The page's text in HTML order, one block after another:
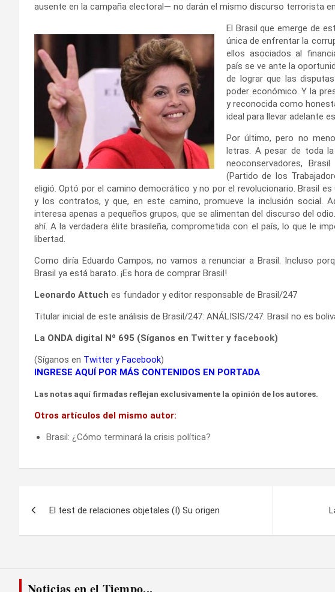
ausente en la campaña electoral— no darán el mismo discurso terrorista
El Brasil que emerge de
única de enfrentar la
ellos asociados al
país se ve ante la
de lograr que las
poder económico. Y la
y reconocida como
ideal para llevar adelante
Por último, pero no
letras. A pesar de toda
neoconservadores,
(Partido de los
eligió. Optó por el camino democrático y no por el revolucionario. Brasil
y los contratos, y que, en este camino, promueve la inclusión social.
interesa apenas a pequeños grupos, que se alimentan del discurso del
ahí. A la verdadera élite brasileña, comprometida con el país, lo que le
libertad.
Como diría Eduardo Campos, no vamos a renunciar a Brasil. Incluso
Brasil ya está barato. ¡Es hora de comprar Brasil!
Leonardo Attuch es fundador y editor responsable de Brasil/247
Titular inicial de este análisis de Brasil/247: ANÁLISIS/247: Brasil no es
La ONDA digital Nº 695 (Síganos en Twitter y facebook)
(Síganos en Twitter yFacebook)
INGRESE AQUÍ POR MÁS CONTENIDOS EN PORTADA
Las notas aquí firmadas reflejan exclusivamente la opinión de los autores.
Otros artículos del mismo autor:
Brasil: ¿Cómo terminará la crisis política?
El test de relaciones objetales (I) Su origen
Noticias en el Tiempo...